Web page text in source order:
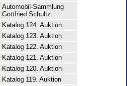
Automobil-Sammlung
Gottfried Schultz
Katalog 124. Auktion
Katalog 123. Auktion
Katalog 122. Auktion
Katalog 121. Auktion
Katalog 120. Auktion
Katalog 119. Auktion